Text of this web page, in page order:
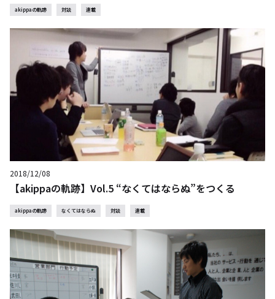
akippaの軌跡 対談 連載
2018/12/08
【akippaの軌跡】Vol.5 “なくてはならぬ”をつくる
akippaの軌跡 なくてはならぬ 対談 連載